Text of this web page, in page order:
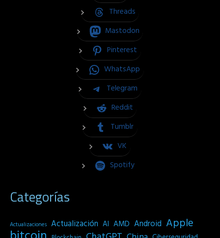
Threads
Mastodon
Pinterest
WhatsApp
Telegram
Reddit
Tumblr
VK
Spotify
Categorías
Actualizaciones Actualización AI AMD Android Apple